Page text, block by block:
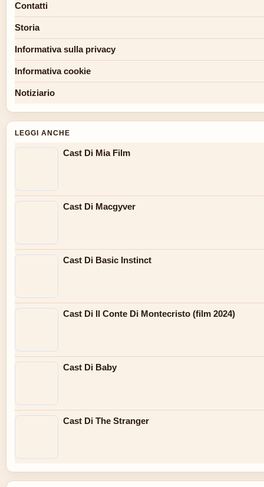
Contatti
Storia
Informativa sulla privacy
Informativa cookie
Notiziario
LEGGI ANCHE
Cast Di Mia Film
Cast Di Macgyver
Cast Di Basic Instinct
Cast Di Il Conte Di Montecristo (film 2024)
Cast Di Baby
Cast Di The Stranger